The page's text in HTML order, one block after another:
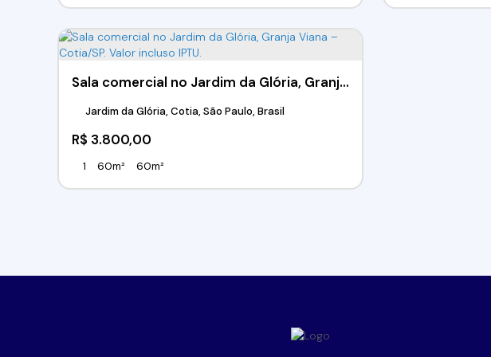
Sala comercial no Jardim da Glória, Granja Viana – Cotia/SP. Valor incluso IPTU.
R$ 3.800,00
Jardim da Glória, Cotia, São Paulo, Brasil
1 60m² 60m²